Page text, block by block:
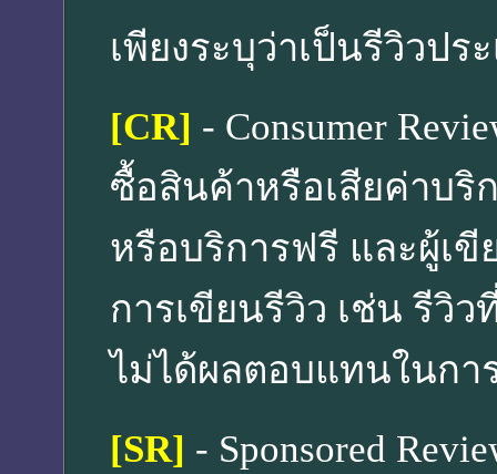
เพียงระบุว่าเป็นรีวิวปร
[CR] - Consumer
ซื้อสินค้าหรือเสียค่าบริ
หรือบริการฟรี และผู้เ
การเขียนรีวิว เช่น รีวิ
ไม่ได้ผลตอบแทนในกา
[SR] - Sponsored